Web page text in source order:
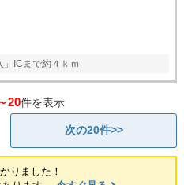
」ICまで約４ｋｍ
20件を表示
次の20件>>
りました！